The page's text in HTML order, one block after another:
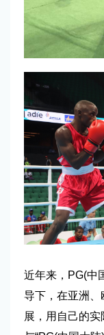
近年来，PG(中
导下，在亚洲
展，用自己的